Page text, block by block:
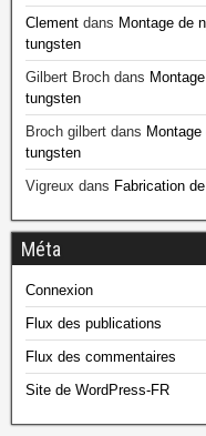
Clement dans Montage de
tungsten
Gilbert Broch dans
tungsten
Broch gilbert dans
tungsten
Vigreux dans Fabrication
Méta
Connexion
Flux des publications
Flux des commentaires
Site de WordPress-FR